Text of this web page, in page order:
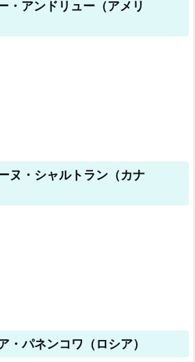
・アンドリュー（アメリ
ヌ・シャルトラン（カナ
・パネンコワ（ロシア）